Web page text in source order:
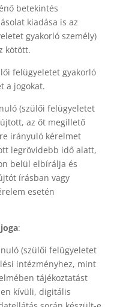
betekintés
kiadása is az
gyakorló személy)
kötött.
felügyeletet gyakorló
a jogokat.
(szülői felügyeletet
az őt megillető
irányuló kérelmet
legrövidebb idő alatt,
belül elbírálja és
írásban vagy
esetén
:
(szülői felügyeletet
intézményhez, mint
tájékoztatást
kívüli, digitális